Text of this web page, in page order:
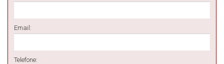
informações e agende uma visita.
Email:
Telefone: